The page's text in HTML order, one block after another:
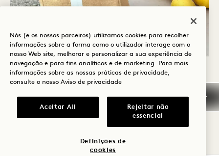
SLOGAN
APOIAR AS NOSSAS PESSOAS E COMUNIDADES
Criar uma cultura de inclusão é nossa
responsabilidade como seres humanos — uns
para com os outros e para com o belo mundo
Nós (e os nossos parceiros) utilizamos cookies para recolher
informações sobre a forma como o utilizador interage com o
nosso Web site, melhorar e personalizar a sua experiência de
navegação e para fins analíticos e de marketing. Para mais
informações sobre as nossas práticas de privacidade,
consulte o nosso Aviso de privacidade
Aceitar All
Rejeitar não
essencial
Definições de
cookies